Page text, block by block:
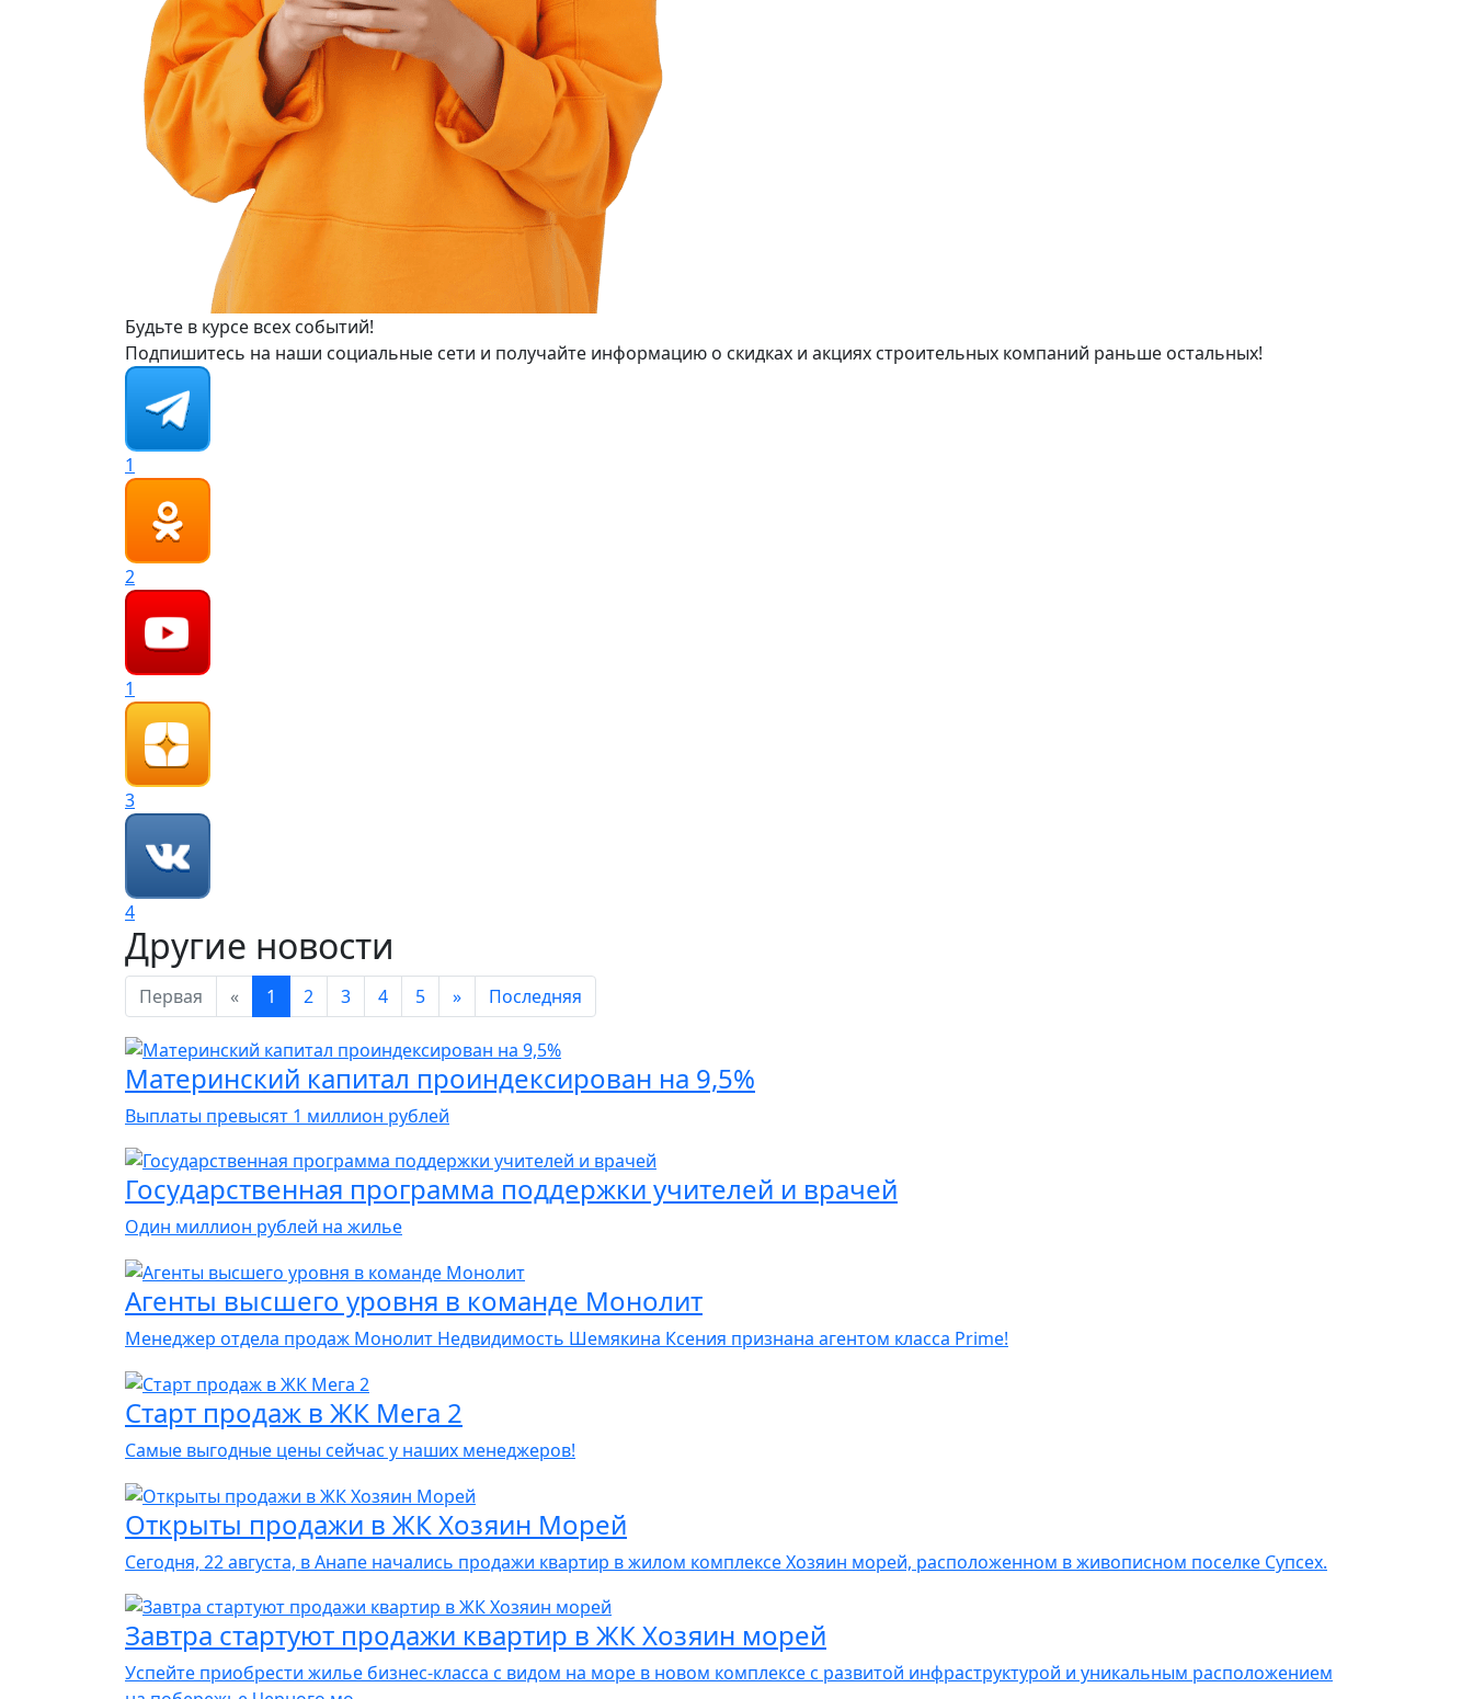
Будьте в курсе всех событий!
Подпишитесь на наши социальные сети и получайте информацию о скидках и акциях строительных компаний раньше остальных!
1
2
1
3
4
Другие новости
Первая « 1 2 3 4 5 » Последняя
Материнский капитал проиндексирован на 9,5%
Выплаты превысят 1 миллион рублей
Государственная программа поддержки учителей и врачей
Один миллион рублей на жилье
Агенты высшего уровня в команде Монолит
Менеджер отдела продаж Монолит Недвидимость Шемякина Ксения признана агентом класса Prime!
Старт продаж в ЖК Мега 2
Самые выгодные цены сейчас у наших менеджеров!
Открыты продажи в ЖК Хозяин Морей
Сегодня, 22 августа, в Анапе начались продажи квартир в жилом комплексе Хозяин морей, расположенном в живописном поселке Супсех.
Завтра стартуют продажи квартир в ЖК Хозяин морей
Успейте приобрести жилье бизнес-класса с видом на море в новом комплексе с развитой инфраструктурой и уникальным расположением